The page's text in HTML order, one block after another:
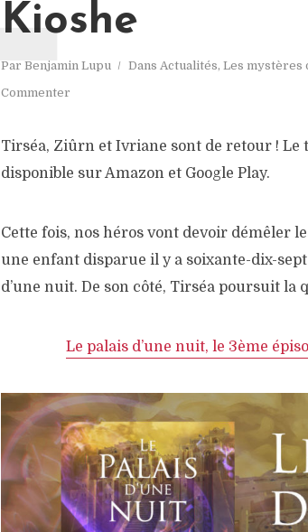
Kioshe
Par Benjamin Lupu Dans Actualités, Les mystères
Commenter
Tirséa, Ziûrn et Ivriane sont de retour ! Le
disponible sur Amazon et Google Play.
Cette fois, nos héros vont devoir démêler
une enfant disparue il y a soixante-dix-
d’une nuit. De son côté, Tirséa poursuit la
Le palais d’une nuit, le 3ème